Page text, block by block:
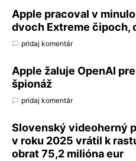
Apple pracoval v
dvoch Extreme čipoch,
pridaj komentár
Apple žaluje OpenAI
špionáž
pridaj komentár
Slovenský videoherný
v roku 2025 vrátil k
obrat 75,2 milióna eur